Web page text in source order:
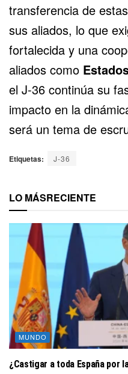
transferencia de
sus aliados, lo que
fortalecida y una
aliados como
el J-36 continúa su
impacto en la
será un tema de
Etiquetas: J-36
LO MÁSRECIENTE
MUNDO
¿Castigar a toda España por